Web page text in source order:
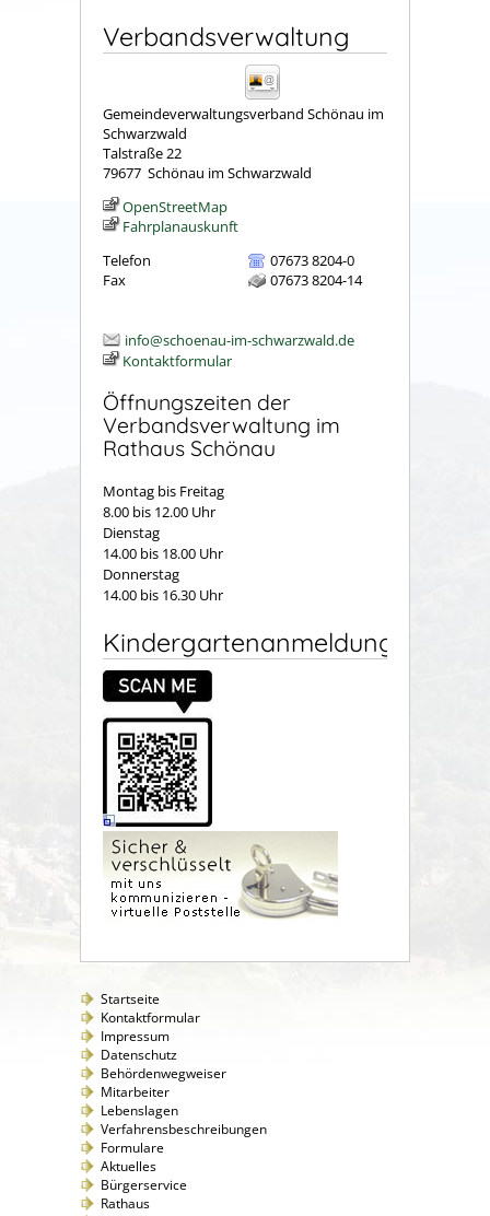
Verbandsverwaltung
Gemeindeverwaltungsverband Schönau im
Schwarzwald
Talstraße 22
79677 Schönau im Schwarzwald
OpenStreetMap
Fahrplanauskunft
Telefon
07673 8204-0
Fax
07673 8204-14
info@schoenau-im-schwarzwald.de
Kontaktformular
Öffnungszeiten der
Verbandsverwaltung im
Rathaus Schönau
Montag bis Freitag
8.00 bis 12.00 Uhr
Dienstag
14.00 bis 18.00 Uhr
Donnerstag
14.00 bis 16.30 Uhr
Kindergartenanmeldung
Startseite
Kontaktformular
Impressum
Datenschutz
Behördenwegweiser
Mitarbeiter
Lebenslagen
Verfahrensbeschreibungen
Formulare
Aktuelles
Bürgerservice
Rathaus